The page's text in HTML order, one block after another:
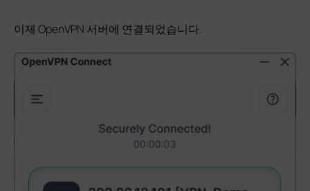
이제 OpenVPN 서버에 연결되었습니다.